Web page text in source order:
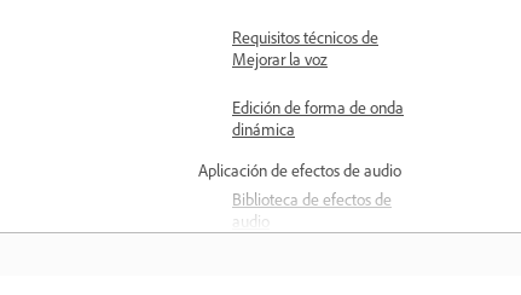
Requisitos técnicos de
Mejorar la voz
Edición de forma de onda
dinámica
Aplicación de efectos de audio
Biblioteca de efectos de
audio